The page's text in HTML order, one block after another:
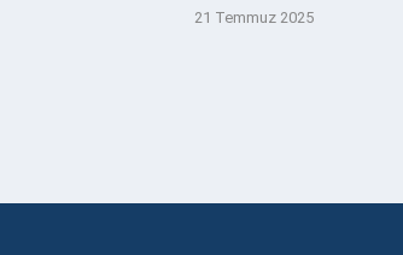
21 Temmuz 2025